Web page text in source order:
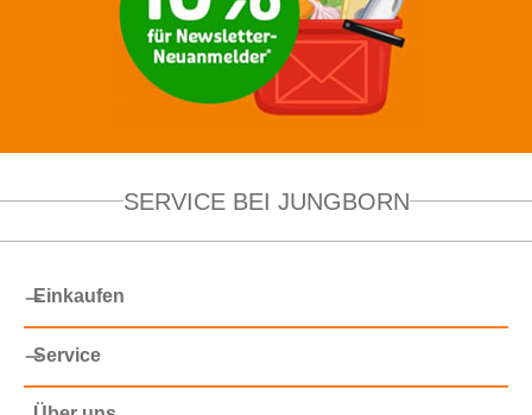
SERVICE BEI JUNGBORN
Einkaufen
Service